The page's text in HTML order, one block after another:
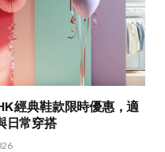
經典鞋款限時優惠，適
日常穿搭